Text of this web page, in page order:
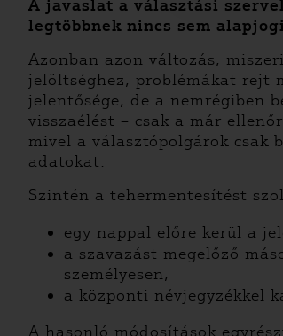
A javaslat a választási
legtöbbnek nincs sem
Azonban azon változás,
jelöltséghez, problémákat rejt
jelentősége, de a nemrégiben
visszaélést – csak a már
mivel a választópolgárok csak
adatokat.
Szintén a tehermentesítést
egy nappal előre kerül a
a szavazást megelőző
személyesen,
a központi névjegyzékkel
A hasonló módosítások